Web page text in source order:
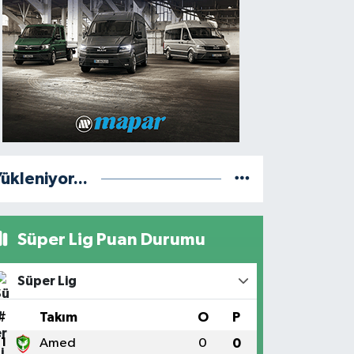
Süper Lig Puan Durumu
Süper Lig
Takım O P
1 Amed 0 0